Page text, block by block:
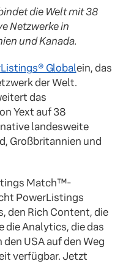
die Welt mit 38
Netzwerke in
und Kanada.
Globalein, das
der Welt.
das
Yext auf 38
landesweite
Großbritannien und
Match™-
PowerListings
den Rich Content, die
Analytics, die das
USA auf den Weg
verfügbar. Jetzt